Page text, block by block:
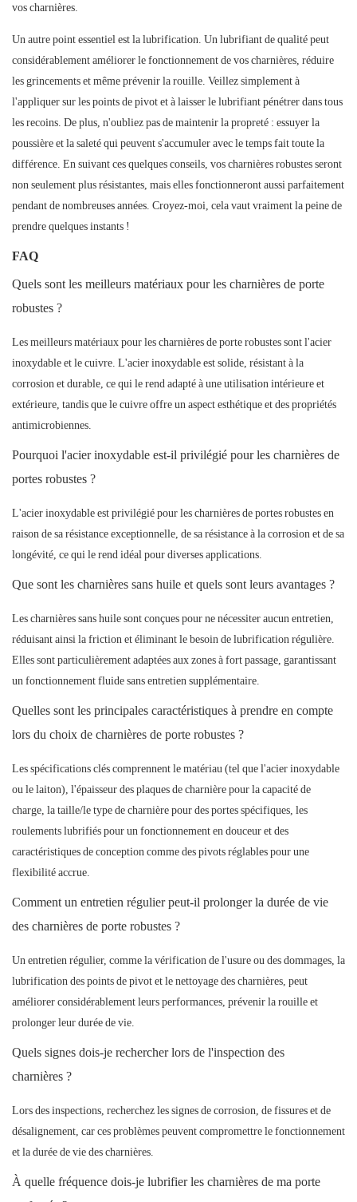
vos charnières.
Un autre point essentiel est la lubrification. Un lubrifiant de qualité peut
considérablement améliorer le fonctionnement de vos charnières, réduire
les grincements et même prévenir la rouille. Veillez simplement à
l'appliquer sur les points de pivot et à laisser le lubrifiant pénétrer dans tous
les recoins. De plus, n'oubliez pas de maintenir la propreté : essuyer la
poussière et la saleté qui peuvent s'accumuler avec le temps fait toute la
différence. En suivant ces quelques conseils, vos charnières robustes seront
non seulement plus résistantes, mais elles fonctionneront aussi parfaitement
pendant de nombreuses années. Croyez-moi, cela vaut vraiment la peine de
prendre quelques instants !
FAQ
Quels sont les meilleurs matériaux pour les charnières de porte
robustes ?
Les meilleurs matériaux pour les charnières de porte robustes sont l'acier
inoxydable et le cuivre. L'acier inoxydable est solide, résistant à la
corrosion et durable, ce qui le rend adapté à une utilisation intérieure et
extérieure, tandis que le cuivre offre un aspect esthétique et des propriétés
antimicrobiennes.
Pourquoi l'acier inoxydable est-il privilégié pour les charnières de
portes robustes ?
L'acier inoxydable est privilégié pour les charnières de portes robustes en
raison de sa résistance exceptionnelle, de sa résistance à la corrosion et de sa
longévité, ce qui le rend idéal pour diverses applications.
Que sont les charnières sans huile et quels sont leurs avantages ?
Les charnières sans huile sont conçues pour ne nécessiter aucun entretien,
réduisant ainsi la friction et éliminant le besoin de lubrification régulière.
Elles sont particulièrement adaptées aux zones à fort passage, garantissant
un fonctionnement fluide sans entretien supplémentaire.
Quelles sont les principales caractéristiques à prendre en compte
lors du choix de charnières de porte robustes ?
Les spécifications clés comprennent le matériau (tel que l'acier inoxydable
ou le laiton), l'épaisseur des plaques de charnière pour la capacité de
charge, la taille/le type de charnière pour des portes spécifiques, les
roulements lubrifiés pour un fonctionnement en douceur et des
caractéristiques de conception comme des pivots réglables pour une
flexibilité accrue.
Comment un entretien régulier peut-il prolonger la durée de vie
des charnières de porte robustes ?
Un entretien régulier, comme la vérification de l'usure ou des dommages, la
lubrification des points de pivot et le nettoyage des charnières, peut
améliorer considérablement leurs performances, prévenir la rouille et
prolonger leur durée de vie.
Quels signes dois-je rechercher lors de l'inspection des
charnières ?
Lors des inspections, recherchez les signes de corrosion, de fissures et de
désalignement, car ces problèmes peuvent compromettre le fonctionnement
et la durée de vie des charnières.
À quelle fréquence dois-je lubrifier les charnières de ma porte